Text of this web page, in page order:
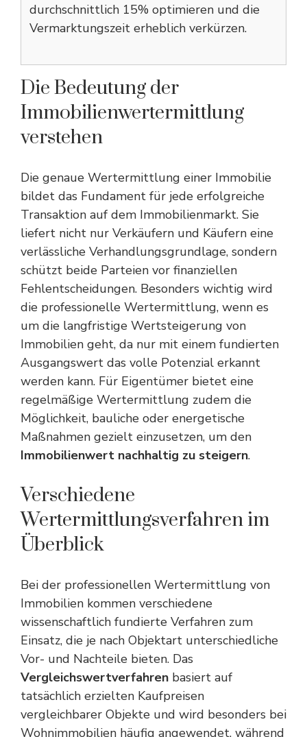
durchschnittlich 15% optimieren und die
Vermarktungszeit erheblich verkürzen.
Die Bedeutung der
Immobilienwertermittlung
verstehen
Die genaue Wertermittlung einer Immobilie
bildet das Fundament für jede erfolgreiche
Transaktion auf dem Immobilienmarkt. Sie
liefert nicht nur Verkäufern und Käufern eine
verlässliche Verhandlungsgrundlage, sondern
schützt beide Parteien vor finanziellen
Fehlentscheidungen. Besonders wichtig wird
die professionelle Wertermittlung, wenn es
um die langfristige Wertsteigerung von
Immobilien geht, da nur mit einem fundierten
Ausgangswert das volle Potenzial erkannt
werden kann. Für Eigentümer bietet eine
regelmäßige Wertermittlung zudem die
Möglichkeit, bauliche oder energetische
Maßnahmen gezielt einzusetzen, um den
Immobilienwert nachhaltig zu steigern.
Verschiedene
Wertermittlungsverfahren im
Überblick
Bei der professionellen Wertermittlung von
Immobilien kommen verschiedene
wissenschaftlich fundierte Verfahren zum
Einsatz, die je nach Objektart unterschiedliche
Vor- und Nachteile bieten. Das
Vergleichswertverfahren basiert auf
tatsächlich erzielten Kaufpreisen
vergleichbarer Objekte und wird besonders bei
Wohnimmobilien häufig angewendet, während